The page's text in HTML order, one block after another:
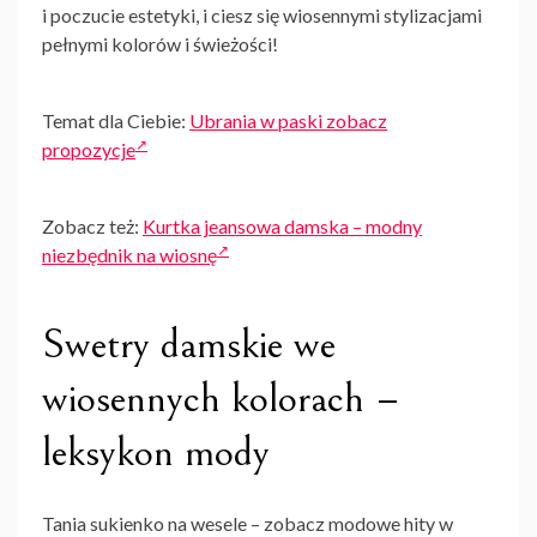
i poczucie estetyki, i ciesz się wiosennymi stylizacjami
pełnymi kolorów i świeżości!
Temat dla Ciebie: Ubrania w paski zobacz
propozycje
Zobacz też: Kurtka jeansowa damska – modny
niezbędnik na wiosnę
Swetry damskie we
wiosennych kolorach –
leksykon mody
Tania sukienko na wesele – zobacz modowe hity w